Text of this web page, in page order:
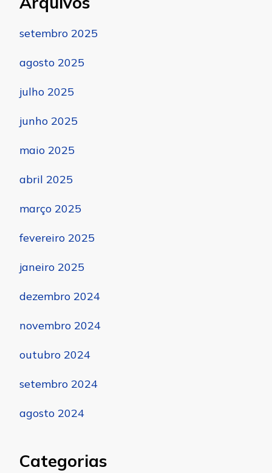
setembro 2025
agosto 2025
julho 2025
junho 2025
maio 2025
abril 2025
março 2025
fevereiro 2025
janeiro 2025
dezembro 2024
novembro 2024
outubro 2024
setembro 2024
agosto 2024
Categorias